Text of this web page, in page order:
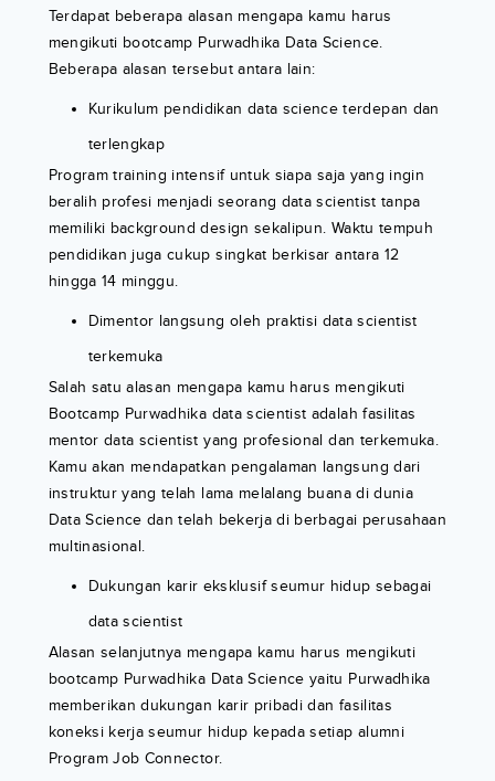
Terdapat beberapa alasan mengapa kamu harus
mengikuti bootcamp Purwadhika Data Science.
Beberapa alasan tersebut antara lain:
Kurikulum pendidikan data science terdepan dan
terlengkap
Program training intensif untuk siapa saja yang ingin
beralih profesi menjadi seorang data scientist tanpa
memiliki background design sekalipun. Waktu tempuh
pendidikan juga cukup singkat berkisar antara 12
hingga 14 minggu.
Dimentor langsung oleh praktisi data scientist
terkemuka
Salah satu alasan mengapa kamu harus mengikuti
Bootcamp Purwadhika data scientist adalah fasilitas
mentor data scientist yang profesional dan terkemuka.
Kamu akan mendapatkan pengalaman langsung dari
instruktur yang telah lama melalang buana di dunia
Data Science dan telah bekerja di berbagai perusahaan
multinasional.
Dukungan karir eksklusif seumur hidup sebagai
data scientist
Alasan selanjutnya mengapa kamu harus mengikuti
bootcamp Purwadhika Data Science yaitu Purwadhika
memberikan dukungan karir pribadi dan fasilitas
koneksi kerja seumur hidup kepada setiap alumni
Program Job Connector.